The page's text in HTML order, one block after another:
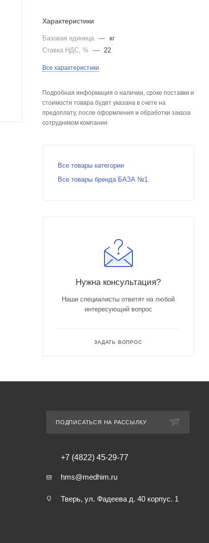
Характеристики
Базовая единица — кг
Ставка НДС, %
— 22
Все характеристики
Подробная информация о наличии, сроке поставки и
стоимости товара будет указана в счете на
предоплату, после оформления и обработки заказа
сотрудником компании
Все товары категории
Все товары бренда БАЗА №1
Нужна консультация?
Наши специалисты ответят на любой
интересующий вопрос
ЗАДАТЬ ВОПРОС
ПОДПИСАТЬСЯ НА РАССЫЛКУ
+7 (4822) 45-29-77
hms@medhim.ru
Тверь, ул. Фадеева д. 40 корпус. 1